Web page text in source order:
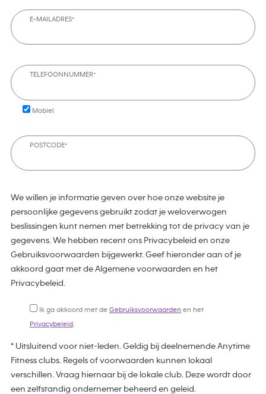
E-MAILADRES*
TELEFOONNUMMER*
Mobiel
POSTCODE*
We willen je informatie geven over hoe onze website je
persoonlijke gegevens gebruikt zodat je weloverwogen
beslissingen kunt nemen met betrekking tot de privacy van je
gegevens. We hebben recent ons Privacybeleid en onze
Gebruiksvoorwaarden bijgewerkt. Geef hieronder aan of je
akkoord gaat met de Algemene voorwaarden en het
Privacybeleid.
Ik ga akkoord met de Gebruiksvoorwaarden en het
Privacybeleid.
* Uitsluitend voor niet-leden. Geldig bij deelnemende Anytime
Fitness clubs. Regels of voorwaarden kunnen lokaal
verschillen. Vraag hiernaar bij de lokale club. Deze wordt door
een zelfstandig ondernemer beheerd en geleid.